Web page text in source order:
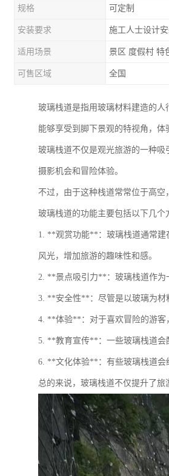
规格 可定制
安装要求 施工人士设计
适用场景 景区 度假村 特
可售区域 全国
玻璃栈道是指用玻璃材料建造的
能够享受到脚下景观的特视角，体
玻璃栈道不仅是观光旅游的一种
摄影机会和冒险体验。
不过，由于这种栈道常常位于高空
玻璃栈道的功能主要包括以下几个
1. **观赏功能**：玻璃栈道通常建
风光，增加旅游的趣味性和感。
2. **景点吸引力**：玻璃栈道作为
3. **安全性**：尽管是以玻璃为材
4. **体验**：对于喜欢冒险的游客
5. **教育宣传**：一些玻璃栈道会
6. **文化体验**：有些玻璃栈道会
总的来说，玻璃栈道不仅提升了旅